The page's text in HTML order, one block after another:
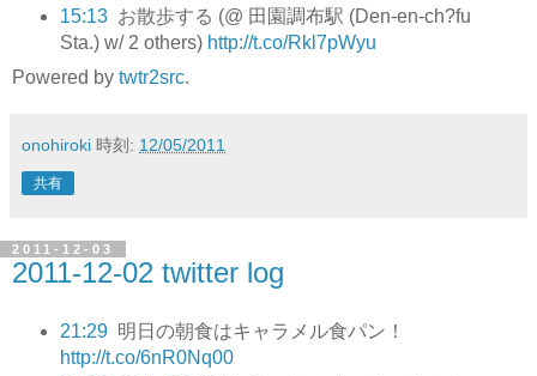
15:13 お散歩する (@ 田園調布駅 (Den-en-ch?fu
Sta.) w/ 2 others) http://t.co/Rkl7pWyu
Powered by twtr2src.
onohiroki 時刻: 12/05/2011
共有
2011-12-03
2011-12-02 twitter log
21:29 明日の朝食はキャラメル食パン！
http://t.co/6nR0Nq00